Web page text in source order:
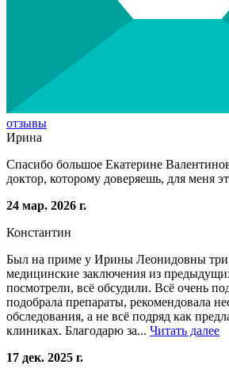
отзывы
Ирина
Спасибо большое Екатерине
доктор, которому доверяешь, для меня
24 мар. 2026 г.
Константин
Был на приме у Ирины Леонидовны три
медицинские заключения из
посмотрели, всё обсудили. Всё очень
подобрала препараты, рекомендовала
обследования, а не всё подряд как
клиниках. Благодарю за... Читать далее
17 дек. 2025 г.